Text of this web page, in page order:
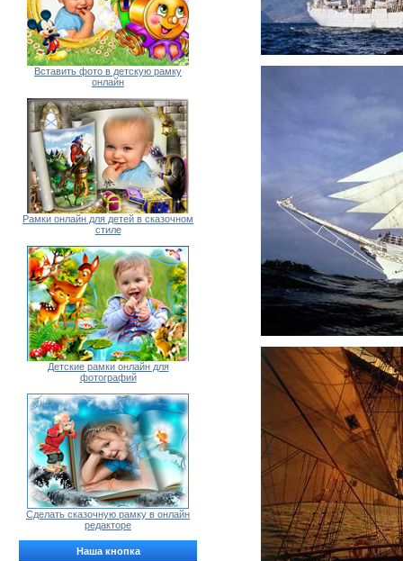
Вставить фото в детскую рамку
онлайн
Рамки онлайн для детей в сказочном
стиле
Детские рамки онлайн для
фотографий
Сделать сказочную рамку в онлайн
редакторе
Наша кнопка